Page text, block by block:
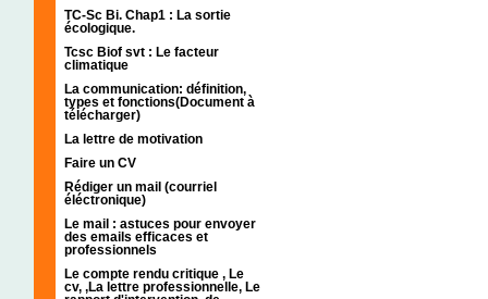
TC-Sc Bi. Chap1 : La sortie
écologique.
Tcsc Biof svt : Le facteur
climatique
La communication: définition,
types et fonctions(Document à
télécharger)
La lettre de motivation
Faire un CV
Rédiger un mail (courriel
éléctronique)
Le mail : astuces pour envoyer
des emails efficaces et
professionnels
Le compte rendu critique , Le
cv, ,La lettre professionnelle, Le